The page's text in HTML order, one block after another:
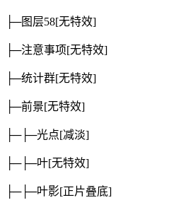
├─图层58[无特效]
├─注意事项[无特效]
├─统计群[无特效]
├─前景[无特效]
├─├─光点[减淡]
├─├─叶[无特效]
├─├─叶影[正片叠底]